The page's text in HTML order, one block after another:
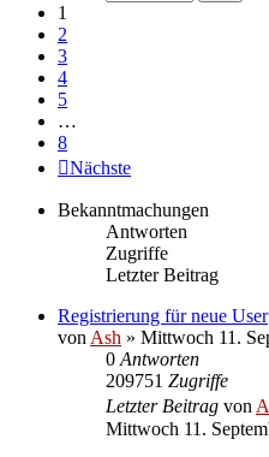
1
2
3
4
5
…
8
Nächste
Bekanntmachungen
Antworten
Zugriffe
Letzter Beitrag
Registrierung für neue User
von Ash » Mittwoch 11.
0 Antworten
209751 Zugriffe
Letzter Beitrag von
Mittwoch 11.